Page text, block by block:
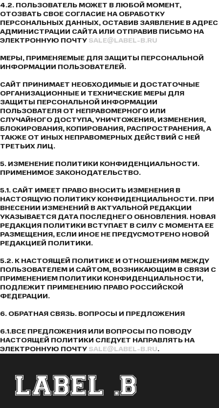
4.2. ПОЛЬЗОВАТЕЛЬ МОЖЕТ В ЛЮБОЙ МОМЕНТ,
ОТОЗВАТЬ СВОЕ СОГЛАСИЕ НА ОБРАБОТКУ
ПЕРСОНАЛЬНЫХ ДАННЫХ, ОСТАВИВ ЗАЯВЛЕНИЕ В АДРЕС
АДМИНИСТРАЦИИ САЙТА ИЛИ ОТПРАВИВ ПИСЬМО НА
ЭЛЕКТРОННУЮ ПОЧТУ SALE@LABEL-B.RU
МЕРЫ, ПРИМЕНЯЕМЫЕ ДЛЯ ЗАЩИТЫ ПЕРСОНАЛЬНОЙ
ИНФОРМАЦИИ ПОЛЬЗОВАТЕЛЕЙ.
САЙТ ПРИНИМАЕТ НЕОБХОДИМЫЕ И ДОСТАТОЧНЫЕ
ОРГАНИЗАЦИОННЫЕ И ТЕХНИЧЕСКИЕ МЕРЫ ДЛЯ
ЗАЩИТЫ ПЕРСОНАЛЬНОЙ ИНФОРМАЦИИ
ПОЛЬЗОВАТЕЛЯ ОТ НЕПРАВОМЕРНОГО ИЛИ
СЛУЧАЙНОГО ДОСТУПА, УНИЧТОЖЕНИЯ, ИЗМЕНЕНИЯ,
БЛОКИРОВАНИЯ, КОПИРОВАНИЯ, РАСПРОСТРАНЕНИЯ, А
ТАКЖЕ ОТ ИНЫХ НЕПРАВОМЕРНЫХ ДЕЙСТВИЙ С НЕЙ
ТРЕТЬИХ ЛИЦ.
5. ИЗМЕНЕНИЕ ПОЛИТИКИ КОНФИДЕНЦИАЛЬНОСТИ.
ПРИМЕНИМОЕ ЗАКОНОДАТЕЛЬСТВО.
5.1. САЙТ ИМЕЕТ ПРАВО ВНОСИТЬ ИЗМЕНЕНИЯ В
НАСТОЯЩУЮ ПОЛИТИКУ КОНФИДЕНЦИАЛЬНОСТИ. ПРИ
ВНЕСЕНИИ ИЗМЕНЕНИЙ В АКТУАЛЬНОЙ РЕДАКЦИИ
УКАЗЫВАЕТСЯ ДАТА ПОСЛЕДНЕГО ОБНОВЛЕНИЯ. НОВАЯ
РЕДАКЦИЯ ПОЛИТИКИ ВСТУПАЕТ В СИЛУ С МОМЕНТА ЕЕ
РАЗМЕЩЕНИЯ, ЕСЛИ ИНОЕ НЕ ПРЕДУСМОТРЕНО НОВОЙ
РЕДАКЦИЕЙ ПОЛИТИКИ.
5.2. К НАСТОЯЩЕЙ ПОЛИТИКЕ И ОТНОШЕНИЯМ МЕЖДУ
ПОЛЬЗОВАТЕЛЕМ И САЙТОМ, ВОЗНИКАЮЩИМ В СВЯЗИ С
ПРИМЕНЕНИЕМ ПОЛИТИКИ КОНФИДЕНЦИАЛЬНОСТИ,
ПОДЛЕЖИТ ПРИМЕНЕНИЮ ПРАВО РОССИЙСКОЙ
ФЕДЕРАЦИИ.
6. ОБРАТНАЯ СВЯЗЬ. ВОПРОСЫ И ПРЕДЛОЖЕНИЯ
6.1.ВСЕ ПРЕДЛОЖЕНИЯ ИЛИ ВОПРОСЫ ПО ПОВОДУ
НАСТОЯЩЕЙ ПОЛИТИКИ СЛЕДУЕТ НАПРАВЛЯТЬ НА
ЭЛЕКТРОННУЮ ПОЧТУ SALE@LABEL-B.RU.
ФУТЕР САЙТА